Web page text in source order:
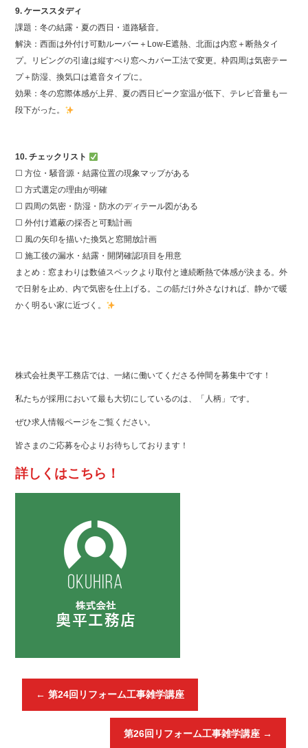
9. ケーススタディ
課題：冬の結露・夏の西日・道路騒音。
解決：西面は外付け可動ルーバー＋Low‑E遮熱、北面は内窓＋断熱タイ
プ。リビングの引違は縦すべり窓へカバー工法で変更。枠四周は気密テー
プ＋防湿、換気口は遮音タイプに。
効果：冬の窓際体感が上昇、夏の西日ピーク室温が低下、テレビ音量も一
段下がった。
10. チェックリスト
☐ 方位・騒音源・結露位置の現象マップがある
☐ 方式選定の理由が明確
☐ 四周の気密・防湿・防水のディテール図がある
☐ 外付け遮蔽の採否と可動計画
☐ 風の矢印を描いた換気と窓開放計画
☐ 施工後の漏水・結露・開閉確認項目を用意
まとめ：窓まわりは数値スペックより取付と連続断熱で体感が決まる。外
で日射を止め、内で気密を仕上げる。この筋だけ外さなければ、静かで暖
かく明るい家に近づく。
株式会社奥平工務店では、一緒に働いてくださる仲間を募集中です！
私たちが採用において最も大切にしているのは、「人柄」です。
ぜひ求人情報ページをご覧ください。
皆さまのご応募を心よりお待ちしております！
詳しくはこちら！
← 第24回リフォーム工事雑学講座
第26回リフォーム工事雑学講座 →